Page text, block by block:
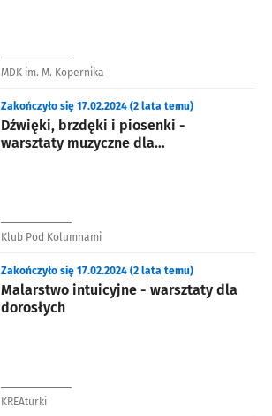
MDK im. M. Kopernika
Dźwięki, brzdęki i piosenki -
warsztaty muzyczne dla
Zakończyło się 17.02.2024 (2 lata temu)
Klub Pod Kolumnami
Malarstwo intuicyjne - warsztaty dla
dorosłych
Zakończyło się 17.02.2024 (2 lata temu)
KREAturki